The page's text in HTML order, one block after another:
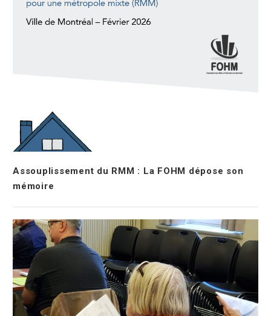
Assouplissement du RMM : La FOHM dépose son
mémoire